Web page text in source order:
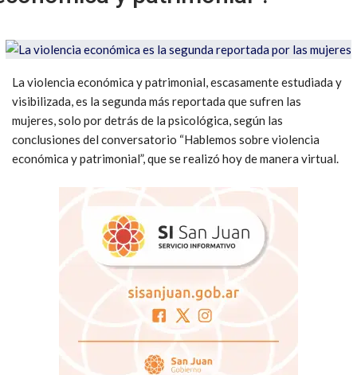
La violencia económica y patrimonial, escasamente estudiada y
visibilizada, es la segunda más reportada que sufren las
mujeres, solo por detrás de la psicológica, según las
conclusiones del conversatorio “Hablemos sobre violencia
económica y patrimonial”, que se realizó hoy de manera virtual.